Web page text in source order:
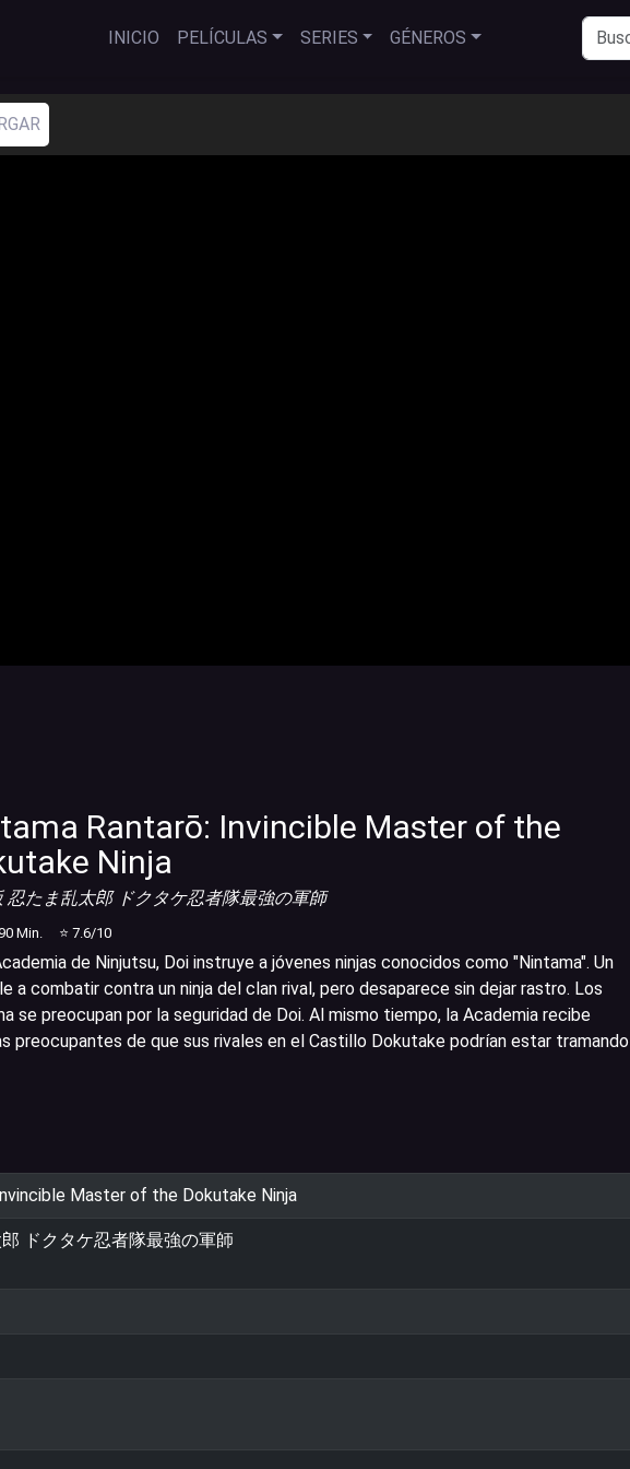
INICIO PELÍCULAS SERIES GÉNEROS
Rantarō: Invincible Master of the
Ninja
忍たま乱太郎 ドクタケ忍者隊最強の軍師
Min. ⭐ 7.6/10
de Ninjutsu, Doi instruye a jóvenes ninjas conocidos como "Nintama". Un
a combatir contra un ninja del clan rival, pero desaparece sin dejar rastro. Los
se preocupan por la seguridad de Doi. Al mismo tiempo, la Academia recibe
preocupantes de que sus rivales en el Castillo Dokutake podrían estar tramando
Master of the Dokutake Ninja
ドクタケ忍者隊最強の軍師